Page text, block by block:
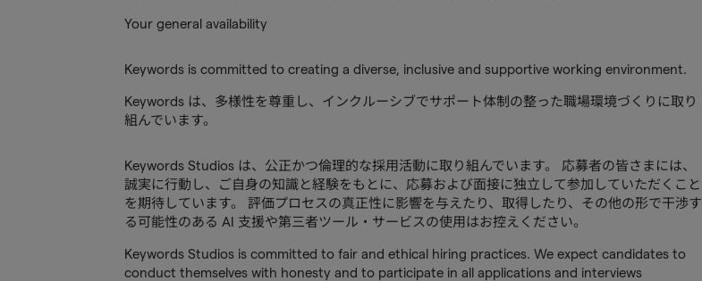
Your general availability
Keywords is committed to creating a diverse, inclusive and supportive working environment.
Keywords は、多様性を尊重し、インクルーシブでサポート体制の整った職場環境づくりに取り
組んでいます。
Keywords Studios は、公正かつ倫理的な採用活動に取り組んでいます。 応募者の皆さまには、
誠実に行動し、ご自身の知識と経験をもとに、応募および面接に独立して参加していただくこと
を期待しています。 評価プロセスの真正性に影響を与えたり、取得したり、その他の形で干渉す
る可能性のある AI 支援や第三者ツール・サービスの使用はお控えください。
Keywords Studios is committed to fair and ethical hiring practices. We expect candidates to
conduct themselves with honesty and to participate in all applications and interviews